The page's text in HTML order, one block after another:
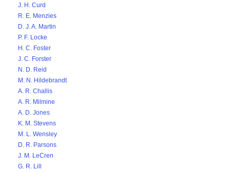
J. H. Curd
R. E. Menzies
D. J. A. Martin
P. F. Locke
H. C. Foster
J. C. Forster
N. D. Reid
M. N. Hildebrandt
A. R. Challis
A. R. Milmine
A. D. Jones
K. M. Stevens
M. L. Wensley
D. R. Parsons
J. M. LeCren
G. R. Lill